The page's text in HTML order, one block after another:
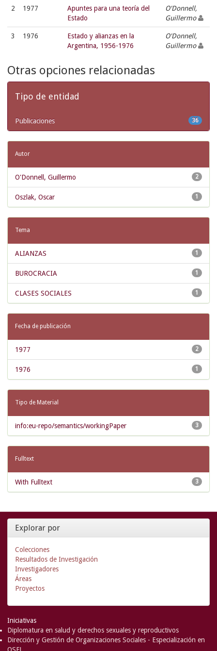
2 1977
Apuntes para una teoría del
Estado
O'Donnell,
Guillermo
3 1976
Estado y alianzas en la
Argentina, 1956-1976
O'Donnell,
Guillermo
Otras opciones relacionadas
Tipo de entidad
36
Publicaciones
Autor
2
O'Donnell, Guillermo
1
Oszlak, Oscar
Tema
1
ALIANZAS
1
BUROCRACIA
1
CLASES SOCIALES
Fecha de publicación
2
1977
1
1976
Tipo de Material
3
info:eu-repo/semantics/workingPaper
Fulltext
3
With Fulltext
Explorar por
Colecciones
Resultados de Investigación
Investigadores
Áreas
Proyectos
Iniciativas
Diplomatura en salud y derechos sexuales y reproductivos
Dirección y Gestión de Organizaciones Sociales - Especialización en